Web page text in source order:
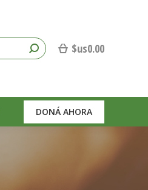
$us0.00
DONÁ AHORA